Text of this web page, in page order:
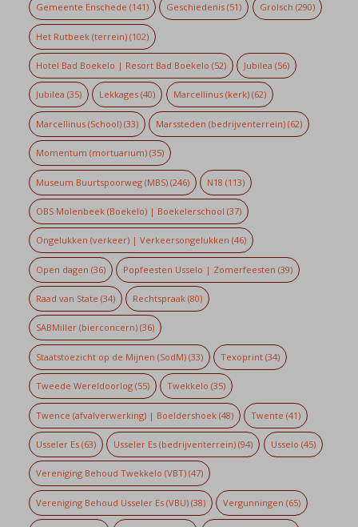
Gemeente Enschede (141) Geschiedenis (51) Grolsch (290)
Het Rutbeek (terrein)(102)
Hotel Bad Boekelo | Resort Bad Boekelo (52) Jubilea (56)
Jubilea (35) Lekkages (40) Marcellinus (kerk)(62)
Marcellinus (School)(33) Marssteden (bedrijventerrein) (62)
Momentum (mortuarium)(35)
Museum Buurtspoorweg (MBS)(246) N18 (113)
OBS Molenbeek (Boekelo) | Boekelerschool (37)
Ongelukken (verkeer) | Verkeersongelukken (46)
Open dagen (36) Popfeesten Usselo | Zomerfeesten (39)
Raad van State (34) Rechtspraak (80)
SABMiller (bierconcern)(36)
Staatstoezicht op de Mijnen (SodM)(33) Texoprint (34)
Tweede Wereldoorlog(55) Twekkelo (35)
Twence (afvalverwerking) | Boeldershoek(48) Twente (41)
Usseler Es(63) Usseler Es (bedrijventerrein) (94) Usselo (45)
Vereniging Behoud Twekkelo (VBT)(47)
Vereniging Behoud Usseler Es (VBU)(38) Vergunningen (65)